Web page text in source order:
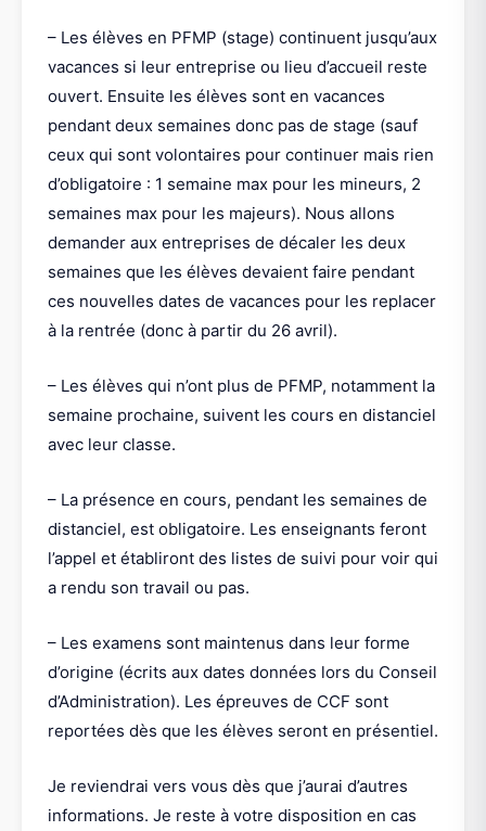
– Les élèves en PFMP (stage) continuent jusqu’aux
vacances si leur entreprise ou lieu d’accueil reste
ouvert. Ensuite les élèves sont en vacances
pendant deux semaines donc pas de stage (sauf
ceux qui sont volontaires pour continuer mais rien
d’obligatoire : 1 semaine max pour les mineurs, 2
semaines max pour les majeurs). Nous allons
demander aux entreprises de décaler les deux
semaines que les élèves devaient faire pendant
ces nouvelles dates de vacances pour les replacer
à la rentrée (donc à partir du 26 avril).
– Les élèves qui n’ont plus de PFMP, notamment la
semaine prochaine, suivent les cours en distanciel
avec leur classe.
– La présence en cours, pendant les semaines de
distanciel, est obligatoire. Les enseignants feront
l’appel et établiront des listes de suivi pour voir qui
a rendu son travail ou pas.
– Les examens sont maintenus dans leur forme
d’origine (écrits aux dates données lors du Conseil
d’Administration). Les épreuves de CCF sont
reportées dès que les élèves seront en présentiel.
Je reviendrai vers vous dès que j’aurai d’autres
informations. Je reste à votre disposition en cas